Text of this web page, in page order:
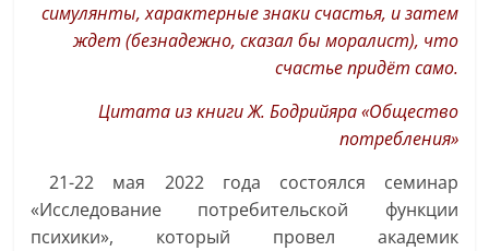
симулянты, характерные знаки счастья, и затем
ждет (безнадежно, сказал бы моралист), что
счастье придёт само.
Цитата из книги Ж. Бодрийяра «Общество
потребления»
21-22 мая 2022 года состоялся семинар
«Исследование потребительской функции
психики», который провел академик